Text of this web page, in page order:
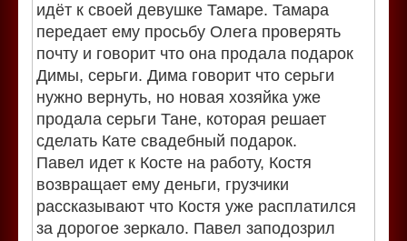
идёт к своей девушке Тамаре. Тамара
передает ему просьбу Олега проверять
почту и говорит что она продала подарок
Димы, серьги. Дима говорит что серьги
нужно вернуть, но новая хозяйка уже
продала серьги Тане, которая решает
сделать Кате свадебный подарок.
Павел идет к Косте на работу, Костя
возвращает ему деньги, грузчики
рассказывают что Костя уже расплатился
за дорогое зеркало. Павел заподозрил